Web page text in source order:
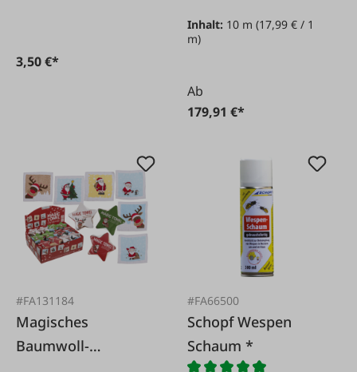
3,50 €*
Inhalt: 10 m(17,99 € / 1
m)
Ab
179,91 €*
#FA131184
Magisches
Baumwoll-
#FA66500
Schopf Wespen
Schaum *